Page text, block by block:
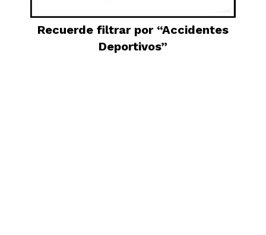
Recuerde filtrar por “Accidentes
Deportivos”